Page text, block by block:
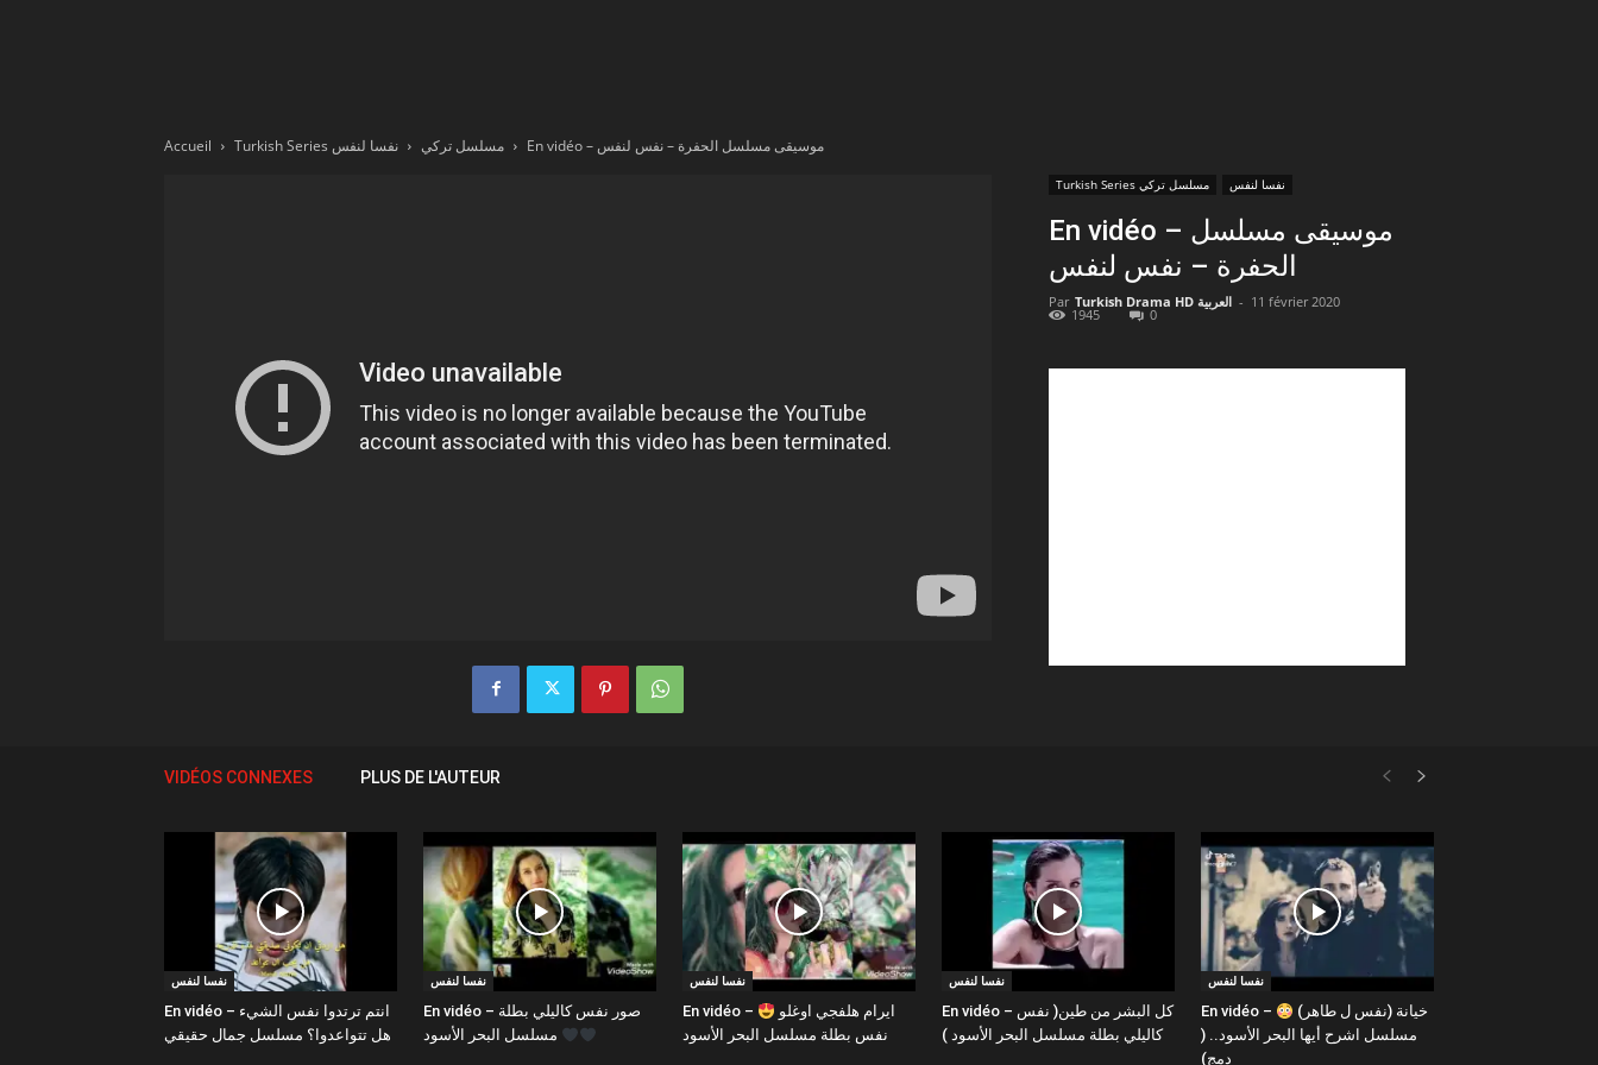
Accueil Turkish Series مسلسل تركي نفسا لنفس En vidéo – موسيقى مسلسل الحفرة – نفس لنفس
Turkish Series مسلسل تركي نفسا لنفس
En vidéo – موسيقى مسلسل
الحفرة – نفس لنفس
Par Turkish Drama HD العربية - 11 février 2020
1945 0
VIDÉOS CONNEXES PLUS DE L'AUTEUR
نفسا لنفس
En vidéo – انتم ترتدوا نفس الشيء
هل تتواعدوا؟ مسلسل جمال حقيقي
نفسا لنفس
En vidéo – صور نفس كاليلي بطلة
نفسا لنفس
En vidéo – ايرام هلفجي اوغلو
نفس بطلة مسلسل البحر الأسود
نفسا لنفس
En vidéo – كل البشر من طين( نفس
كاليلي بطلة مسلسل البحر الأسود )
نفسا لنفس
En vidéo – خيانة (نفس ل طاهر)
مسلسل اشرح أيها البحر الأسود.. (
دمج)